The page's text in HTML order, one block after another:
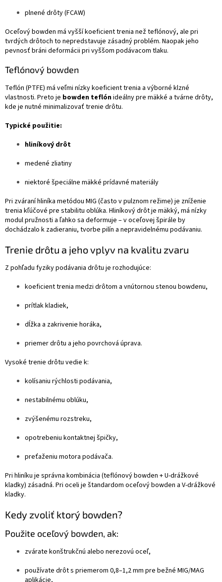
plnené drôty (FCAW)
Oceľový bowden má vyšší koeficient trenia než teflónový, ale pri
tvrdých drôtoch to nepredstavuje zásadný problém. Naopak jeho
pevnosť bráni deformácii pri vyššom podávacom tlaku.
Teflónový bowden
Teflón (PTFE) má veľmi nízky koeficient trenia a výborné klzné
vlastnosti. Preto je bowden teflónideálny pre mäkké a tvárne drôty,
kde je nutné minimalizovať trenie drôtu.
Typické použitie:
hliníkový drôt
medené zliatiny
niektoré špeciálne mäkké prídavné materiály
Pri zváraní hliníka metódou MIG (často v pulznom režime) je zníženie
trenia kľúčové pre stabilitu oblúka. Hliníkový drôt je mäkký, má nízky
modul pružnosti a ľahko sa deformuje – v oceľovej špirále by
dochádzalo k zadieraniu, tvorbe pilín a nepravidelnému podávaniu.
Trenie drôtu a jeho vplyv na kvalitu zvaru
Z pohľadu fyziky podávania drôtu je rozhodujúce:
koeficient trenia medzi drôtom a vnútornou stenou bowdenu,
prítlak kladiek,
dĺžka a zakrivenie horáka,
priemer drôtu a jeho povrchová úprava.
Vysoké trenie drôtu vedie k:
kolísaniu rýchlosti podávania,
nestabilnému oblúku,
zvýšenému rozstreku,
opotrebeniu kontaktnej špičky,
preťaženiu motora podávača.
Pri hliníku je správna kombinácia (teflónový bowden + U-drážkové
kladky) zásadná. Pri oceli je štandardom oceľový bowden a V-drážkové
kladky.
Kedy zvoliť ktorý bowden?
Použite oceľový bowden, ak:
zvárate konštrukčnú alebo nerezovú oceľ,
používate drôt s priemerom 0,8–1,2 mm pre bežné MIG/MAG
aplikácie,